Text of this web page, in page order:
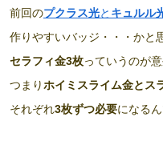
前回のプクラス光と キュルル
作りやすいバッジ・・・かと
セラフィ金3枚っていうのが
つまりホイミスライム金とス
それぞれ3枚ずつ必要になるん